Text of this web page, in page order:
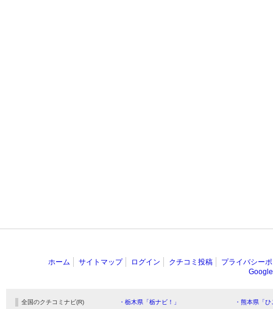
ホーム サイトマップ ログイン クチコミ投稿
プライバシー
全国のクチコミナビ(R) ・栃木県「栃ナビ！」 ・熊本県「